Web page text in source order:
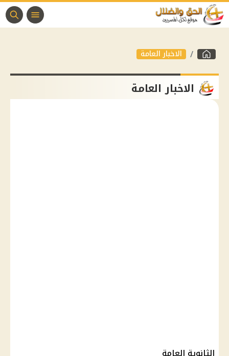
الاخبار العامة
الاخبار العامة